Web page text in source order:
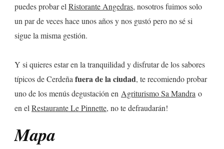
puedes probar el Ristorante Angedras, nosotros fuimos solo
un par de veces hace unos años y nos gustó pero no sé si
sigue la misma gestión.
Y si quieres estar en la tranquilidad y disfrutar de los sabores
típicos de Cerdeña fuera de la ciudad, te recomiendo probar
uno de los menús degustación en Agriturismo Sa Mandra o
en el Restaurante Le Pinnette, no te defraudarán!
Mapa